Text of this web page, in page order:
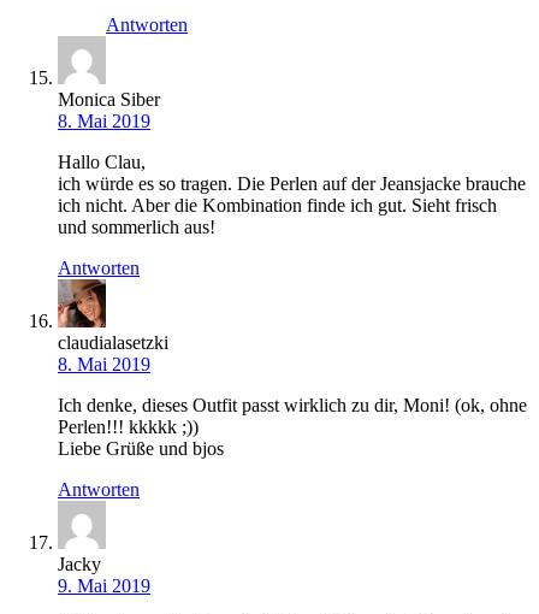
Antworten
Monica Siber
8. Mai 2019
Hallo Clau,
ich würde es so tragen. Die Perlen auf der Jeansjacke brauche
ich nicht. Aber die Kombination finde ich gut. Sieht frisch
und sommerlich aus!
Antworten
claudialasetzki
8. Mai 2019
Ich denke, dieses Outfit passt wirklich zu dir, Moni! (ok, ohne
Perlen!!! kkkkk ;))
Liebe Grüße und bjos
Antworten
Jacky
9. Mai 2019